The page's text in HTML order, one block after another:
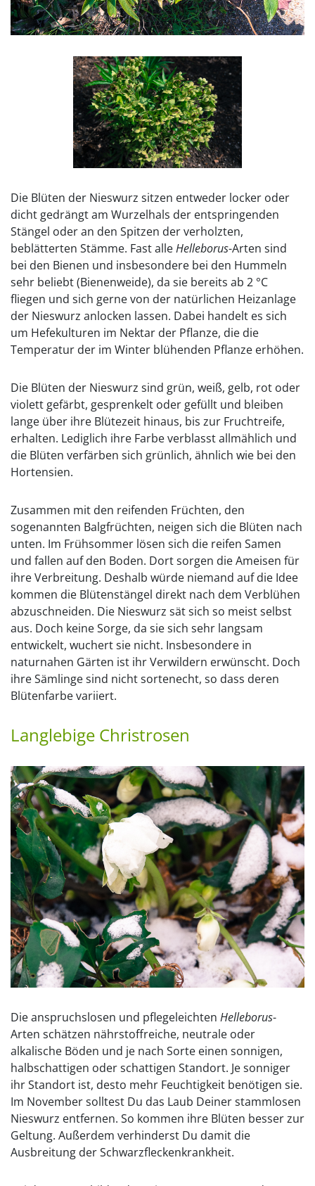
Die Blüten der Nieswurz sitzen entweder locker oder
dicht gedrängt am Wurzelhals der entspringenden
Stängel oder an den Spitzen der verholzten,
beblätterten Stämme. Fast alleHelleborus-Arten sind
bei den Bienen und insbesondere bei den Hummeln
sehr beliebt (Bienenweide), da sie bereits ab 2 °C
fliegen und sich gerne von der natürlichen Heizanlage
der Nieswurz anlocken lassen. Dabei handelt es sich
um Hefekulturen im Nektar der Pflanze, die die
Temperatur der im Winter blühenden Pflanze erhöhen.
Die Blüten der Nieswurz sind grün, weiß, gelb, rot oder
violett gefärbt, gesprenkelt oder gefüllt und bleiben
lange über ihre Blütezeit hinaus, bis zur Fruchtreife,
erhalten. Lediglich ihre Farbe verblasst allmählich und
die Blüten verfärben sich grünlich, ähnlich wie bei den
Hortensien.
Zusammen mit den reifenden Früchten, den
sogenannten Balgfrüchten, neigen sich die Blüten nach
unten. Im Frühsommer lösen sich die reifen Samen
und fallen auf den Boden. Dort sorgen die Ameisen für
ihre Verbreitung. Deshalb würde niemand auf die Idee
kommen die Blütenstängel direkt nach dem Verblühen
abzuschneiden. Die Nieswurz sät sich so meist selbst
aus. Doch keine Sorge, da sie sich sehr langsam
entwickelt, wuchert sie nicht. Insbesondere in
naturnahen Gärten ist ihr Verwildern erwünscht. Doch
ihre Sämlinge sind nicht sortenecht, so dass deren
Blütenfarbe variiert.
Langlebige Christrosen
Die anspruchslosen und pflegeleichten Helleborus-
Arten schätzen nährstoffreiche, neutrale oder
alkalische Böden und je nach Sorte einen sonnigen,
halbschattigen oder schattigen Standort. Je sonniger
ihr Standort ist, desto mehr Feuchtigkeit benötigen sie.
Im November solltest Du das Laub Deiner stammlosen
Nieswurz entfernen. So kommen ihre Blüten besser zur
Geltung. Außerdem verhinderst Du damit die
Ausbreitung der Schwarzfleckenkrankheit.